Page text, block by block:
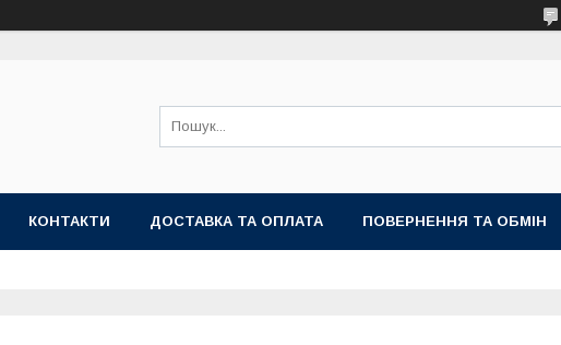
КОНТАКТИ ДОСТАВКА ТА ОПЛАТА ПОВЕРНЕННЯ ТА ОБМІН